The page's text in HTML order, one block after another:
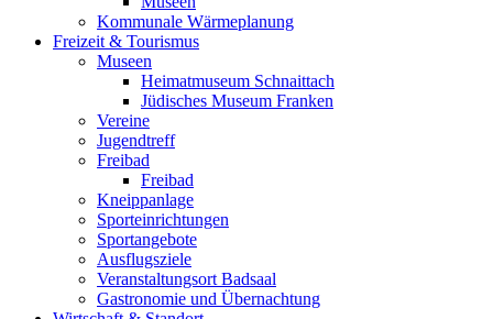
Kommunale Wärmeplanung
Freizeit & Tourismus
Museen
Heimatmuseum Schnaittach
Jüdisches Museum Franken
Vereine
Jugendtreff
Freibad
Freibad
Kneippanlage
Sporteinrichtungen
Sportangebote
Ausflugsziele
Veranstaltungsort Badsaal
Gastronomie und Übernachtung